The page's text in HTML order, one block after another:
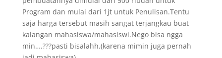
Program dan mulai dari 1jt untuk Penulisan.Tentu
saja harga tersebut masih sangat terjangkau buat
kalangan mahasiswa/mahasiswi.Nego bisa ngga
min….???pasti bisalahh.(karena mimin juga pernah